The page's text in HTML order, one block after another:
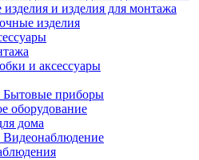
и изделия для монтажа
изделия
и аксессуары
Бытовые приборы
оборудование
дома
Видеонаблюдение